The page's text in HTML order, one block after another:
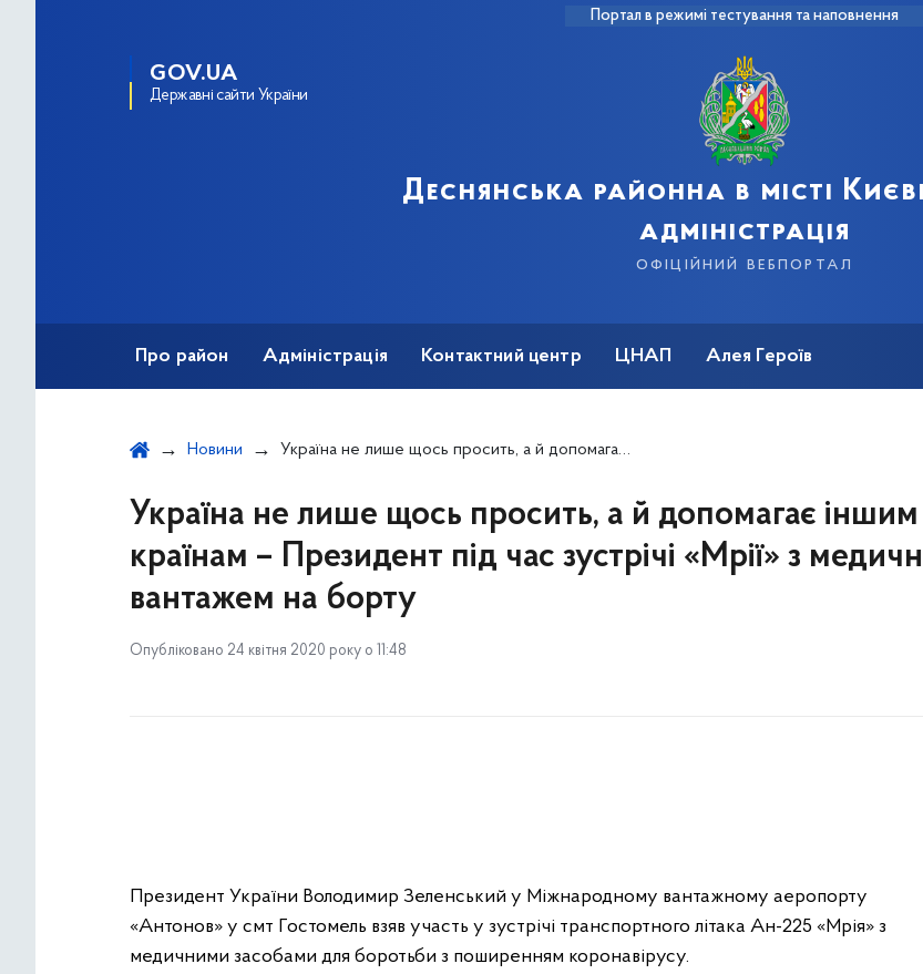
Портал в режимі тестування та наповнення
GOV.UA
Державні сайти України
Деснянська районна в місті
адміністрація
офіційний вебпортал
Про район Адміністрація Контактний центр ЦНАП Алея Героїв
Новини Україна не лише щось просить, а й допомагає іншим країнам – Президент під час зустрічі «Мрії» з медичним вантажем на борту
Україна не лише щось просить, а й допомагає іншим
країнам – Президент під час зустрічі «Мрії» з
вантажем на борту
Опубліковано 24 квітня 2020 року о 11:48
Президент України Володимир Зеленський у Міжнародному вантажному аеропорту
«Антонов» у смт Гостомель взяв участь у зустрічі транспортного літака Ан-225 «Мрія» з
медичними засобами для боротьби з поширенням коронавірусу.